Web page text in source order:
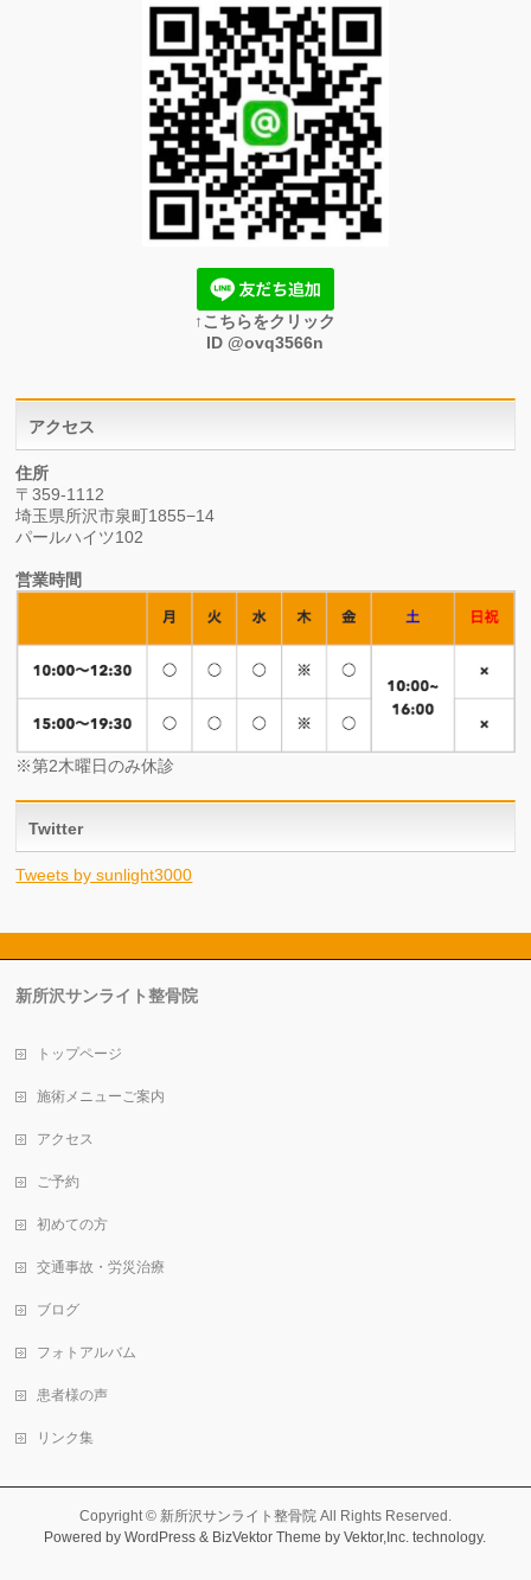
↑こちらをクリック
ID @ovq3566n
アクセス
住所
〒359-1112
埼玉県所沢市泉町1855−14
パールハイツ102
営業時間
※第2木曜日のみ休診
Twitter
Tweets by sunlight3000
新所沢サンライト整骨院
トップページ
施術メニューご案内
アクセス
ご予約
初めての方
交通事故・労災治療
ブログ
フォトアルバム
患者様の声
リンク集
Copyright © 新所沢サンライト整骨院All Rights Reserved.
Powered byWordPress & BizVektor Theme by Vektor,Inc. technology.